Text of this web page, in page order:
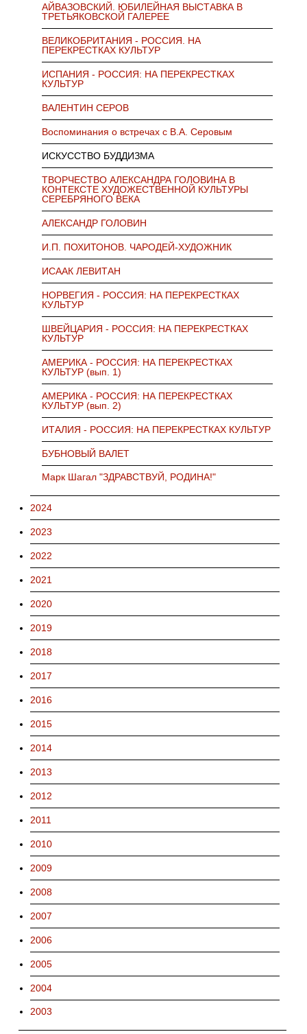
АЙВАЗОВСКИЙ. ЮБИЛЕЙНАЯ ВЫСТАВКА В
ТРЕТЬЯКОВСКОЙ ГАЛЕРЕЕ
ВЕЛИКОБРИТАНИЯ - РОССИЯ. НА
ПЕРЕКРЕСТКАХ КУЛЬТУР
ИСПАНИЯ - РОССИЯ: НА ПЕРЕКРЕСТКАХ
КУЛЬТУР
ВАЛЕНТИН СЕРОВ
Воспоминания о встречах с В.А. Серовым
ИСКУССТВО БУДДИЗМА
ТВОРЧЕСТВО АЛЕКСАНДРА ГОЛОВИНА В
КОНТЕКСТЕ ХУДОЖЕСТВЕННОЙ КУЛЬТУРЫ
СЕРЕБРЯНОГО ВЕКА
АЛЕКСАНДР ГОЛОВИН
И.П. ПОХИТОНОВ. ЧАРОДЕЙ-ХУДОЖНИК
ИСААК ЛЕВИТАН
НОРВЕГИЯ - РОССИЯ: НА ПЕРЕКРЕСТКАХ
КУЛЬТУР
ШВЕЙЦАРИЯ - РОССИЯ: НА ПЕРЕКРЕСТКАХ
КУЛЬТУР
АМЕРИКА - РОССИЯ: НА ПЕРЕКРЕСТКАХ
КУЛЬТУР (вып. 1)
АМЕРИКА - РОССИЯ: НА ПЕРЕКРЕСТКАХ
КУЛЬТУР (вып. 2)
ИТАЛИЯ - РОССИЯ: НА ПЕРЕКРЕСТКАХ КУЛЬТУР
БУБНОВЫЙ ВАЛЕТ
Марк Шагал "ЗДРАВСТВУЙ, РОДИНА!"
2024
2023
2022
2021
2020
2019
2018
2017
2016
2015
2014
2013
2012
2011
2010
2009
2008
2007
2006
2005
2004
2003